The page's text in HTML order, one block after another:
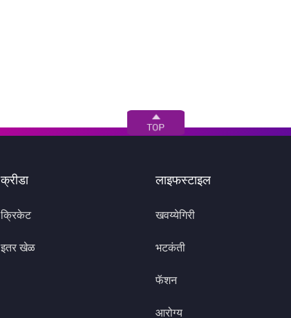
क्रीडा
क्रिकेट
इतर खेळ
लाइफस्टाइल
खवय्येगिरी
भटकंती
फॅशन
आरोग्य